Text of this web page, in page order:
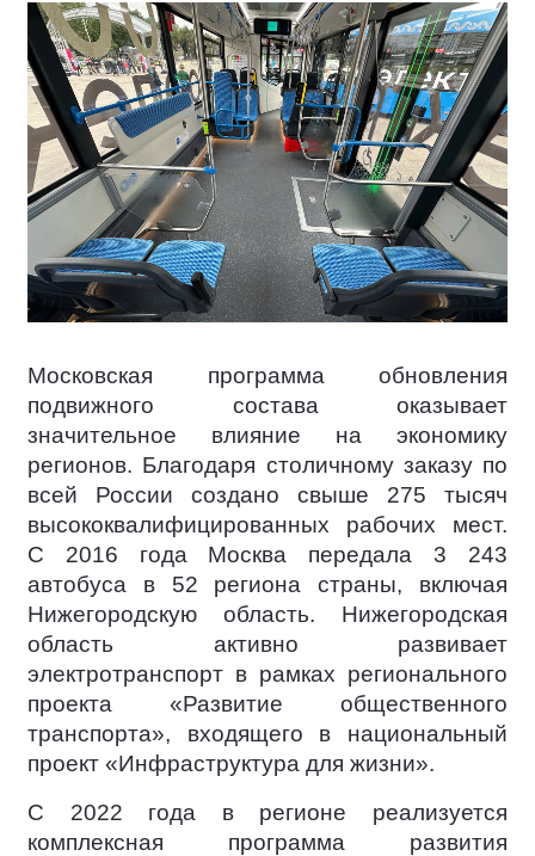
Московская программа обновления
подвижного состава оказывает
значительное влияние на экономику
регионов. Благодаря столичному заказу по
всей России создано свыше 275 тысяч
высококвалифицированных рабочих мест.
С 2016 года Москва передала 3 243
автобуса в 52 региона страны, включая
Нижегородскую область. Нижегородская
область активно развивает
электротранспорт в рамках регионального
проекта «Развитие общественного
транспорта», входящего в национальный
проект «Инфраструктура для жизни».
С 2022 года в регионе реализуется
комплексная программа развития